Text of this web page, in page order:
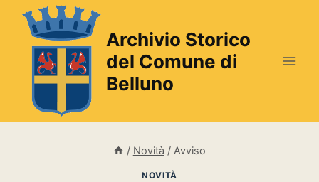
Salta
contenuto
Archivio Storico
del Comune di
Belluno
/ Novità / Avviso
NOVITÀ